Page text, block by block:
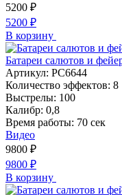
5200 ₽
5200 ₽
В корзину
Батареи салютов и
Артикул: РС6644
Количество эффектов: 8
Выстрелы: 100
Калибр: 0,8
Время работы: 70 сек
Видео
9800 ₽
9800 ₽
В корзину